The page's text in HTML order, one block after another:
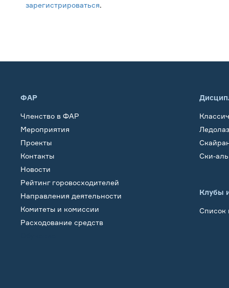
зарегистрироваться.
ФАР
Членство в ФАР
Мероприятия
Проекты
Контакты
Новости
Рейтинг горовосходителей
Направления деятельности
Комитеты и комиссии
Расходование средств
Ски-
Клубы
Список